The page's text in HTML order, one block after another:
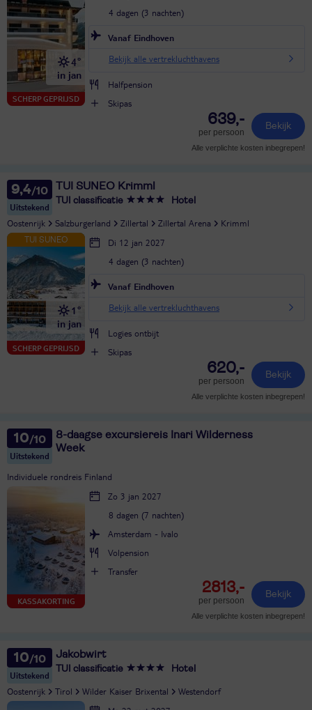
SCHERP GEPRIJSD
4°
in jan
4 dagen (3 nachten)
Vanaf Eindhoven
Bekijk alle vertrekluchthavens
Halfpension
Skipas
639,-
per persoon
Bekijk
Alle verplichte kosten inbegrepen!
9,4
Uitstekend
TUI SUNEO Krimml
TUI classificatie Hotel
Oostenrijk Salzburgerland Zillertal Zillertal Arena Krimml
SCHERP GEPRIJSD
1°
in jan
Di 12 jan 2027
4 dagen (3 nachten)
Vanaf Eindhoven
Bekijk alle vertrekluchthavens
Logies ontbijt
Skipas
620,-
per persoon
Bekijk
Alle verplichte kosten inbegrepen!
10
Uitstekend
8-daagse excursiereis Inari Wilderness
Week
Individuele rondreis Finland
KASSAKORTING
Zo 3 jan 2027
8 dagen (7 nachten)
Amsterdam - Ivalo
Volpension
Transfer
2813,-
per persoon
Bekijk
Alle verplichte kosten inbegrepen!
10
Uitstekend
Jakobwirt
TUI classificatie Hotel
Oostenrijk Tirol Wilder Kaiser Brixental Westendorf